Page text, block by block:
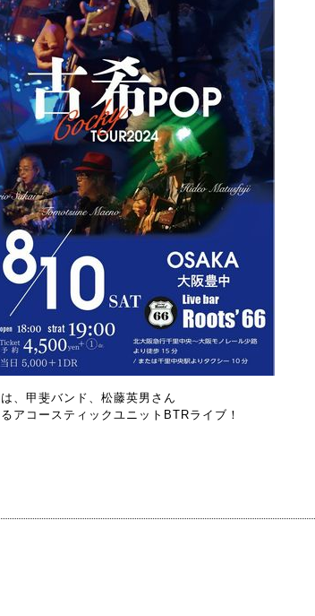
、甲斐バンド、松藤英男さん
アコースティックユニットBTRライブ！